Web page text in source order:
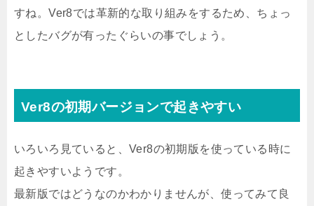
すね。Ver8では革新的な取り組みをするため、ちょっ
としたバグが有ったぐらいの事でしょう。
Ver8の初期バージョンで起きやすい
いろいろ見ていると、Ver8の初期版を使っている時に
起きやすいようです。
最新版ではどうなのかわかりませんが、使ってみて良